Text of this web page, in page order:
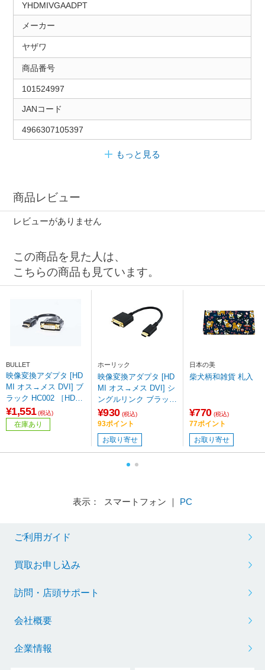
YHDMIVGAADPT
メーカー
ヤザワ
商品番号
101524997
JANコード
4966307105397
もっと見る
商品レビュー
レビューがありません
この商品を見た人は、
こちらの商品も見ています。
BULLET
映像変換アダプタ [HD
MI オス→メス DVI] ブ
ラック HC002 ［HDMI
⇔DVI /0.1m］
¥1,551 (税込)
在庫あり
ホーリック
映像変換アダプタ [HD
MI オス→メス DVI] シ
ングルリンク ブラック
HADVF-706BB ［HDM
I⇔DVI /0.15m］
¥930 (税込)
93ポイント
お取り寄せ
日本の美
柴犬柄和雑貨 札入
¥770 (税込)
77ポイント
お取り寄せ
表示： スマートフォン ｜ PC
ご利用ガイド
買取お申し込み
訪問・店頭サポート
会社概要
企業情報